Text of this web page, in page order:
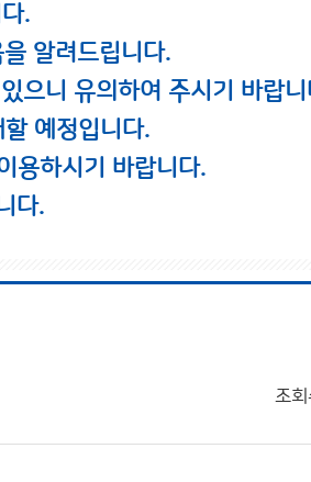
.
알려드립니다.
으니 유의하여 주시기 바랍니
예정입니다.
용하시기 바랍니다.
다.
조회